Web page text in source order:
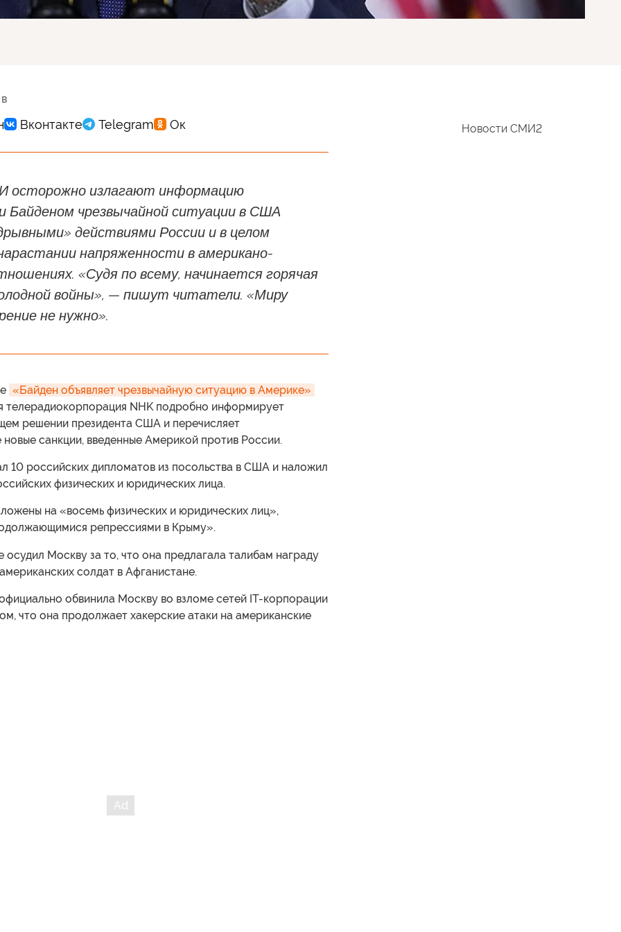
осторожно излагают информацию
Байденом чрезвычайной ситуации в США
действиями России и в целом
напряженности в американо-
«Судя по всему, начинается горячая
войны», — пишут читатели. «Миру
не нужно».
«Байден объявляет чрезвычайную ситуацию в Америке»
телерадиокорпорация NHK подробно информирует
решении президента США и перечисляет
санкции, введенные Америкой против России.
10 российских дипломатов из посольства в США и наложил
физических и юридических лица.
на «восемь физических и юридических лиц»,
репрессиями в Крыму».
Москву за то, что она предлагала талибам награду
солдат в Афганистане.
обвинила Москву во взломе сетей IT-корпорации
что она продолжает хакерские атаки на американские
Новости СМИ2